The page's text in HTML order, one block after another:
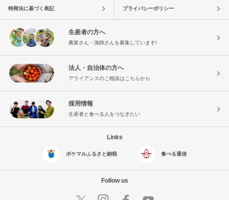
特商法に基づく表記 プライバシーポリシー
生産者の方へ
農家さん・漁師さんを募集しています!
法人・自治体の方へ
アライアンスのご相談はこちらから
採用情報
生産者と食べる人をつなぎたい
Links
ポケマルふるさと納税 食べる通信
Follow us